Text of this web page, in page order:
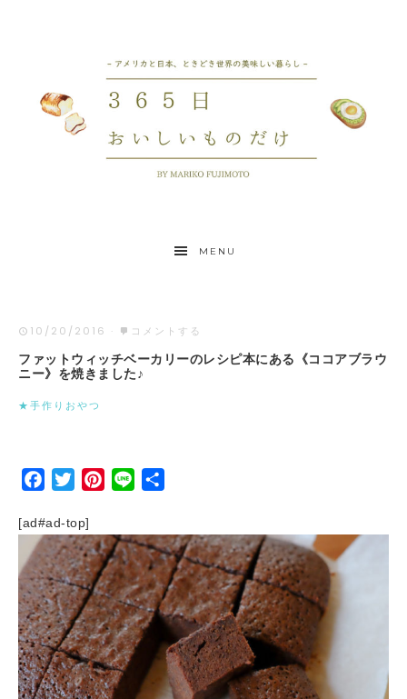
MENU
10/20/2016 ·
コメントする
ファットウィッチベーカリーのレシピ本にある《ココアブラウ
ニー》を焼きました♪
★手作りおやつ
Facebook
TwitterPinterest
Line
[ad#ad-top]